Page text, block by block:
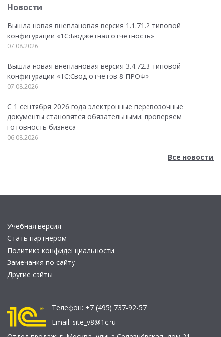
Новости
Вышла новая внеплановая версия 1.1.71.2 типовой
конфигурации «1C:Бюджетная отчетность»
07.08.2026
Вышла новая внеплановая версия 3.4.72.3 типовой
конфигурации «1C:Свод отчетов 8 ПРОФ»
07.08.2026
С 1 сентября 2026 года электронные перевозочные
документы становятся обязательными: проверяем
готовность бизнеса
06.08.2026
Все новости
Учебная версия
Стать партнером
Политика конфиденциальности
Замечания по сайту
Другие сайты
Телефон: +7 (495) 737-92-57
Email: site_v8@1c.ru